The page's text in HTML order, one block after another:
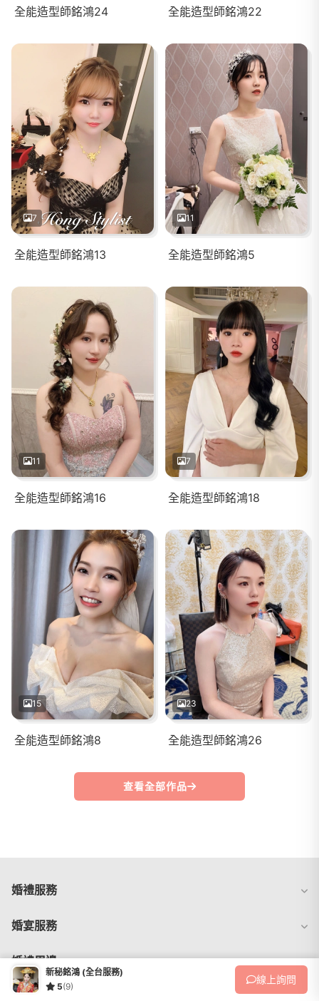
全能造型師銘鴻24 全能造型師銘鴻22
7
全能造型師銘鴻13
11
全能造型師銘鴻5
11
全能造型師銘鴻16
7
全能造型師銘鴻18
15
全能造型師銘鴻8
23
全能造型師銘鴻26
查看全部作品
新秘銘鴻 (全台服務)
5(9)
線上詢問
婚禮服務
婚宴服務
婚禮周邊
找靈感